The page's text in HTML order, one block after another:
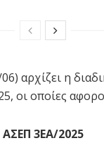
αρχίζει η
οι οποίες
ΑΣΕΠ 3ΕΑ/2025